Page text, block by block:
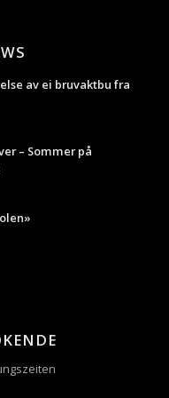
av ei bruvaktbu fra
– Sommer på